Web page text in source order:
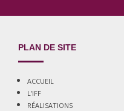
PLAN DE SITE
ACCUEIL
L’IFF
RÉALISATIONS